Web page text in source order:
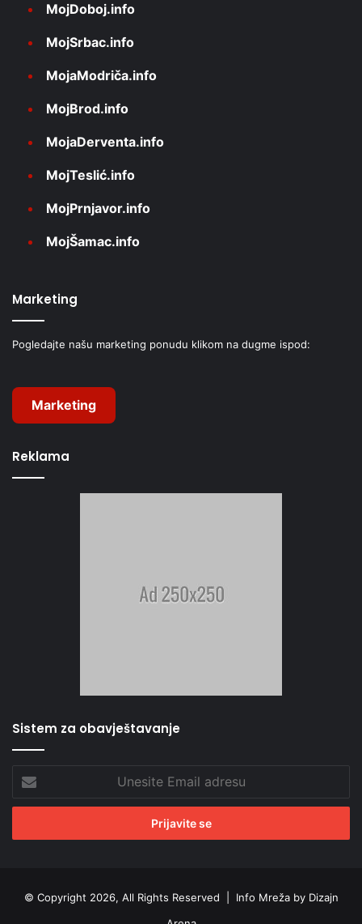
MojDoboj.info
MojSrbac.info
MojaModriča.info
MojBrod.info
MojaDerventa.info
MojTeslić.info
MojPrnjavor.info
MojŠamac.info
Marketing
Pogledajte našu marketing ponudu klikom na dugme ispod:
Marketing
Reklama
Sistem za obavještavanje
Email
adresu
© Copyright 2026, All Rights Reserved | Info Mreža by Dizajn